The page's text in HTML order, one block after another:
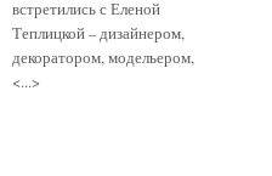
встретились с Еленой
Теплицкой – дизайнером,
декоратором, модельером,
<...>